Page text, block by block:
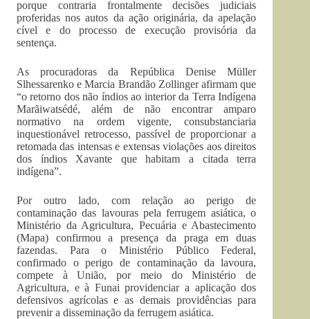
porque contraria frontalmente decisões judiciais
proferidas nos autos da ação originária, da apelação
cível e do processo de execução provisória da
sentença.
As procuradoras da República Denise Müller
Slhessarenko e Marcia Brandão Zollinger afirmam que
“o retorno dos não índios ao interior da Terra Indígena
Marãiwatsédé, além de não encontrar amparo
normativo na ordem vigente, consubstanciaria
inquestionável retrocesso, passível de proporcionar a
retomada das intensas e extensas violações aos direitos
dos índios Xavante que habitam a citada terra
indígena”.
Por outro lado, com relação ao perigo de
contaminação das lavouras pela ferrugem asiática, o
Ministério da Agricultura, Pecuária e Abastecimento
(Mapa) confirmou a presença da praga em duas
fazendas. Para o Ministério Público Federal,
confirmado o perigo de contaminação da lavoura,
compete à União, por meio do Ministério de
Agricultura, e à Funai providenciar a aplicação dos
defensivos agrícolas e as demais providências para
prevenir a disseminação da ferrugem asiática.